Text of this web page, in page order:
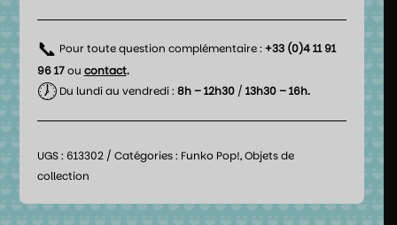
📞 Pour toute question complémentaire : +33 (0)4 11 91
96 17ou contact.
🕖Du lundi au vendredi : 8h – 12h30/ 13h30 – 16h.
UGS : 613302 Catégories : Funko Pop!,Objets de
collection